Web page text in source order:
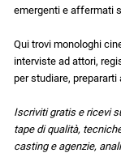
emergenti e affermati
Qui trovi monologhi
interviste ad attori,
per studiare,
Iscriviti gratis e ricevi
tape di qualità,
casting e agenzie,